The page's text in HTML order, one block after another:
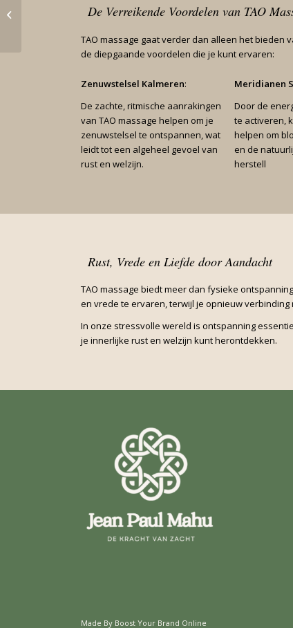
De Verreikende Voordelen van TAO
TAO massage gaat verder dan alleen het
de diepgaande voordelen die je kunt ervaren:
Zenuwstelsel Kalmeren:
De zachte, ritmische aanrakingen
van TAO massage helpen om je
zenuwstelsel te ontspannen, wat
leidt tot een algeheel gevoel van
rust en welzijn.
Meridianen
Door de
te activeren,
helpen om
en de
herstell
Rust, Vrede en Liefde door Aandacht
TAO massage biedt meer dan fysieke
en vrede te ervaren, terwijl je opnieuw
In onze stressvolle wereld is ontspanning
je innerlijke rust en welzijn kunt herontdekken.
Made By Boost Your Brand Online
Obstakel zijn voor een